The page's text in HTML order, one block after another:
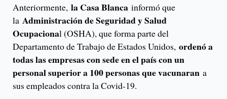
Anteriormente, la Casa Blanca informó que
la Administración de Seguridad y Salud
Ocupacional (OSHA), que forma parte del
Departamento de Trabajo de Estados Unidos, ordenó a
todas las empresas con sede en el país con un
personal superior a 100 personas que vacunaran a
sus empleados contra la Covid-19.